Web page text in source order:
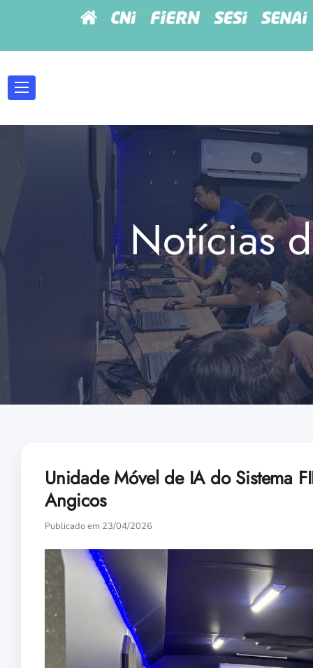
Notícias
Unidade Móvel de IA do Sistema
Angicos
Publicado em 23/04/2026